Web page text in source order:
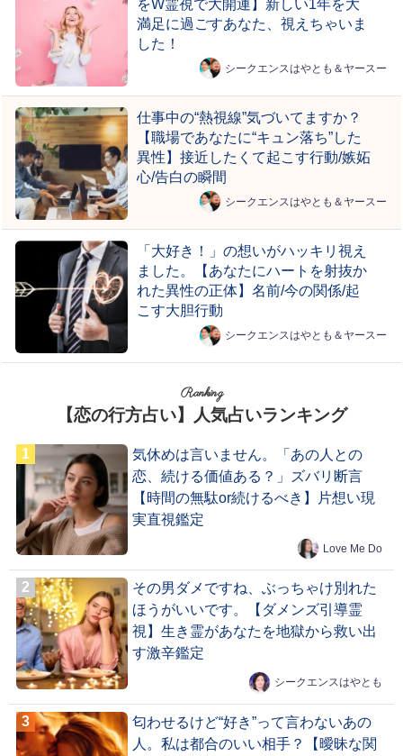
をW霊視で大開運】新しい1年を大
満足に過ごすあなた、視えちゃいま
した！
シークエンスはやとも＆ヤースー
仕事中の“熱視線”気づいてますか？
【職場であなたに“キュン落ち”した
異性】接近したくて起こす行動/嫉妬
心/告白の瞬間
シークエンスはやとも＆ヤースー
「大好き！」の想いがハッキリ視え
ました。【あなたにハートを射抜か
れた異性の正体】名前/今の関係/起
こす大胆行動
シークエンスはやとも＆ヤースー
Ranking
【恋の行方占い】人気占いランキング
気休めは言いません。「あの人との
恋、続ける価値ある？」ズバリ断言
【時間の無駄or続けるべき】片想い現
実直視鑑定
Love Me Do
その男ダメですね、ぶっちゃけ別れた
ほうがいいです。【ダメンズ引導霊
視】生き霊があなたを地獄から救い出
す激辛鑑定
シークエンスはやとも
匂わせるけど“好き”って言わないあの
人。私は都合のいい相手？【曖昧な関